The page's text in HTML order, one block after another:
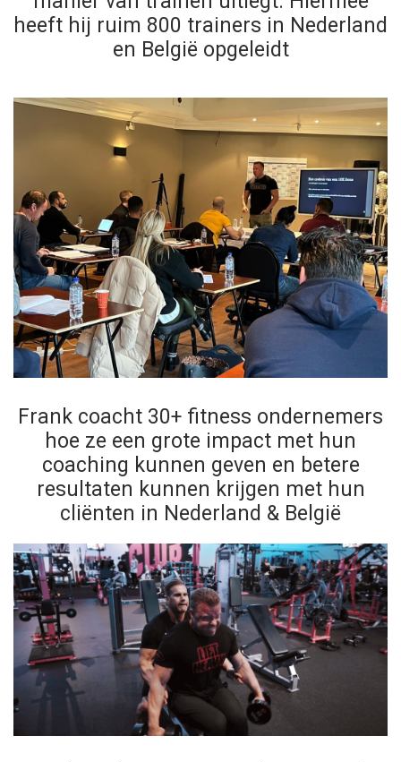
heeft hij ruim 800 trainers in Nederland
en België opgeleidt
Frank coacht 30+ fitness ondernemers
hoe ze een grote impact met hun
coaching kunnen geven en betere
resultaten kunnen krijgen met hun
cliënten in Nederland & België